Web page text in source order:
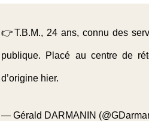
👉T.B.M., 24 ans, connu des
publique. Placé au centre de
d’origine hier.
— Gérald DARMANIN